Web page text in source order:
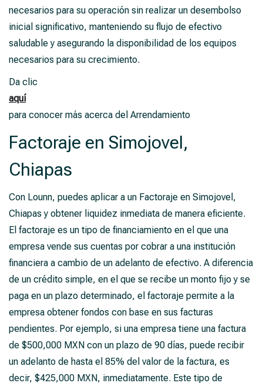
necesarios para su operación sin realizar un desembolso
inicial significativo, manteniendo su flujo de efectivo
saludable y asegurando la disponibilidad de los equipos
necesarios para su crecimiento.
Da clic
aquí
para conocer más acerca del Arrendamiento
Factoraje en Simojovel,
Chiapas
Con Lounn, puedes aplicar a un Factoraje en Simojovel,
Chiapas y obtener liquidez inmediata de manera eficiente.
El factoraje es un tipo de financiamiento en el que una
empresa vende sus cuentas por cobrar a una institución
financiera a cambio de un adelanto de efectivo. A diferencia
de un crédito simple, en el que se recibe un monto fijo y se
paga en un plazo determinado, el factoraje permite a la
empresa obtener fondos con base en sus facturas
pendientes. Por ejemplo, si una empresa tiene una factura
de $500,000 MXN con un plazo de 90 días, puede recibir
un adelanto de hasta el 85% del valor de la factura, es
decir, $425,000 MXN, inmediatamente. Este tipo de